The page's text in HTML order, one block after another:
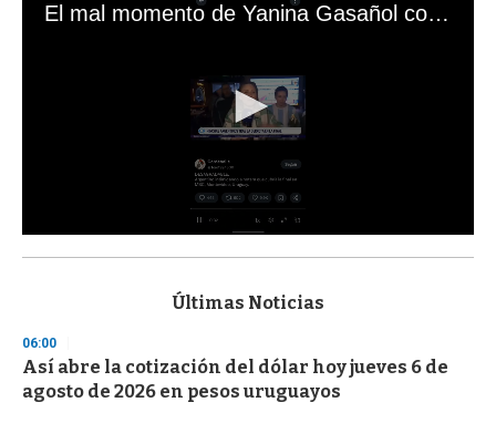
El mal momento de Yanina Gasañol con un hincha argentino en "Subrayado"
s
d
s
o
f
Últimas Noticias
06:00
Así abre la cotización del dólar hoy jueves 6 de
agosto de 2026 en pesos uruguayos